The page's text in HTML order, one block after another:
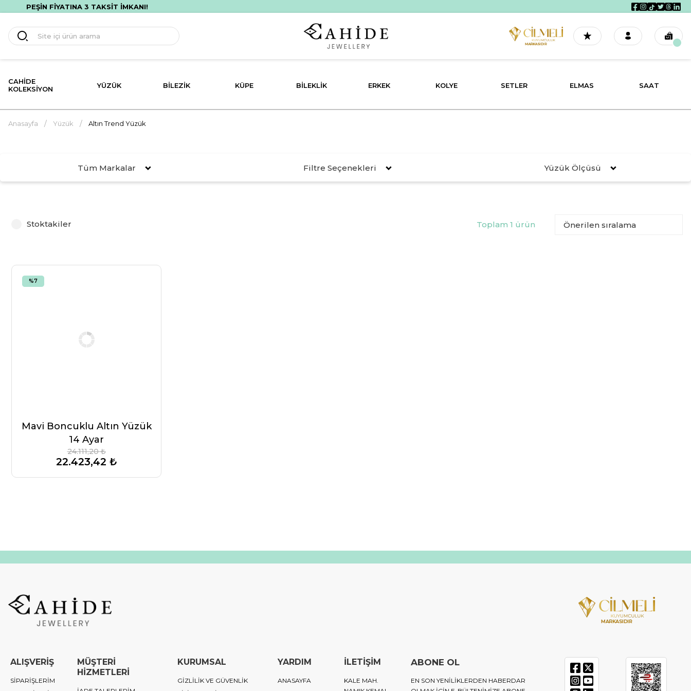
PEŞİN FİYATINA 3 TAKSİT İMKANI!
CAHIDE
KOLEKSIYON
YÜZÜK BILEZIK KÜPE BILEKLIK ERKEK KOLYE SETLER ELMAS SAAT
Anasayfa Yüzük Altın Trend Yüzük
Tüm Markalar Filtre Seçenekleri Yüzük Ölçüsü
Stoktakiler Toplam 1 ürün
%7
Mavi Boncuklu Altın Yüzük
14 Ayar
22.423,42 ₺
24.111,20 ₺
ALIŞVERİŞ
SİPARİŞLERİM
MÜŞTERİ
HİZMETLERİ
KURUMSAL
GİZLİLİK VE GÜVENLİK
YARDIM
ANASAYFA
İLETİŞİM
KALE MAH.
ABONE OL
EN SON YENILIKLERDEN HABERDAR